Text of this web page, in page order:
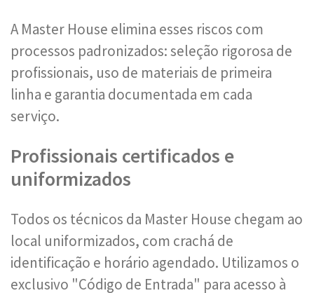
A Master House elimina esses riscos com
processos padronizados: seleção rigorosa de
profissionais, uso de materiais de primeira
linha e garantia documentada em cada
serviço.
Profissionais certificados e
uniformizados
Todos os técnicos da Master House chegam ao
local uniformizados, com crachá de
identificação e horário agendado. Utilizamos o
exclusivo "Código de Entrada" para acesso à